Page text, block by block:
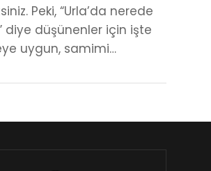
Peki, “Urla’da nerede
diye düşünenler için işte
uygun, samimi…